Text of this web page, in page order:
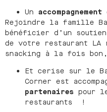
Un accompagnement
Rejoindre la famille
bénéficier d’un
de votre restaurant LA
snacking à la fois
Et cerise sur le
Corner est
partenaires pour
restaurants !